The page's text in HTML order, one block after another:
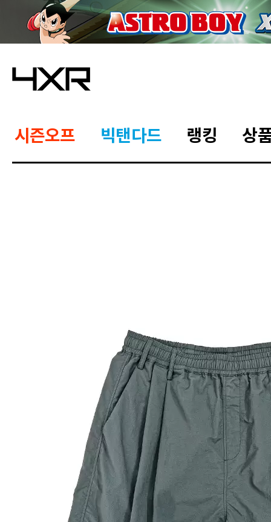
시즌오프 빅탠다드 랭킹 상